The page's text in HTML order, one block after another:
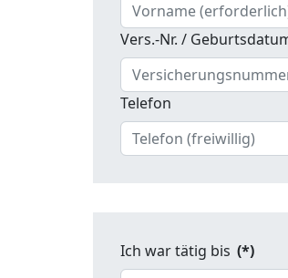
Vers.-Nr. /
Telefon
Ich war tätig bis (*)